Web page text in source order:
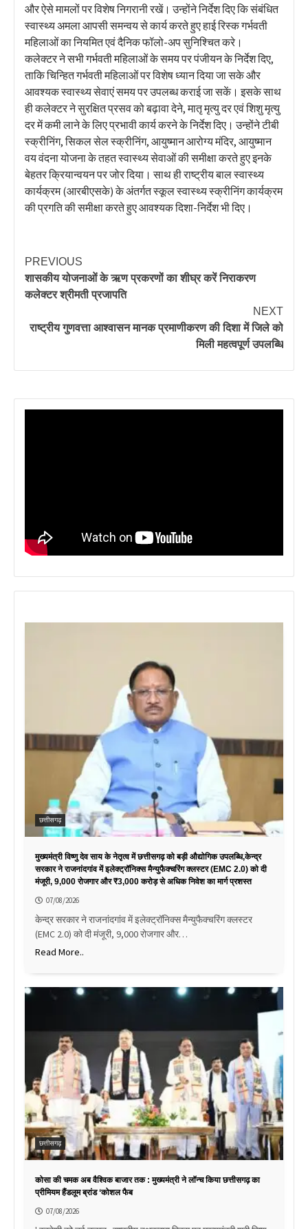
और ऐसे मामलों पर विशेष निगरानी रखें। उन्होंने निर्देश दिए कि संबंधित
स्वास्थ्य अमला आपसी समन्वय से कार्य करते हुए हाई रिस्क गर्भवती
महिलाओं का नियमित एवं दैनिक फॉलो-अप सुनिश्चित करे।
कलेक्टर ने सभी गर्भवती महिलाओं के समय पर पंजीयन के निर्देश दिए,
ताकि चिन्हित गर्भवती महिलाओं पर विशेष ध्यान दिया जा सके और
आवश्यक स्वास्थ्य सेवाएं समय पर उपलब्ध कराई जा सकें। इसके साथ
ही कलेक्टर ने सुरक्षित प्रसव को बढ़ावा देने, मातृ मृत्यु दर एवं शिशु मृत्यु
दर में कमी लाने के लिए प्रभावी कार्य करने के निर्देश दिए। उन्होंने टीबी
स्क्रीनिंग, सिकल सेल स्क्रीनिंग, आयुष्मान आरोग्य मंदिर, आयुष्मान
वय वंदना योजना के तहत स्वास्थ्य सेवाओं की समीक्षा करते हुए इनके
बेहतर क्रियान्वयन पर जोर दिया। साथ ही राष्ट्रीय बाल स्वास्थ्य
कार्यक्रम (आरबीएसके) के अंतर्गत स्कूल स्वास्थ्य स्क्रीनिंग कार्यक्रम
की प्रगति की समीक्षा करते हुए आवश्यक दिशा-निर्देश भी दिए।
PREVIOUS
शासकीय योजनाओं के ऋण प्रकरणों का शीघ्र करें निराकरण
कलेक्टर श्रीमती प्रजापति
NEXT
राष्ट्रीय गुणवत्ता आश्वासन मानक प्रमाणीकरण की दिशा में जिले को
मिली महत्वपूर्ण उपलब्धि
छत्तीसगढ़
मुख्यमंत्री विष्णु देव साय के नेतृत्व में छत्तीसगढ़ को बड़ी औद्योगिक उपलब्धि,केन्द्र
सरकार ने राजनांदगांव में इलेक्ट्रॉनिक्स मैन्युफैक्चरिंग क्लस्टर (EMC 2.0) को दी
मंजूरी, 9,000 रोजगार और ₹3,000 करोड़ से अधिक निवेश का मार्ग प्रशस्त
07/08/2026
केन्द्र सरकार ने राजनांदगांव में इलेक्ट्रॉनिक्स मैन्युफैक्चरिंग क्लस्टर
(EMC 2.0) को दी मंजूरी, 9,000 रोजगार और…
Read More..
छत्तीसगढ़
कोसा की चमक अब वैश्विक बाजार तक : मुख्यमंत्री ने लॉन्च किया छत्तीसगढ़ का
प्रीमियम हैंडलूम ब्रांड ‘कोशल फैब
07/08/2026